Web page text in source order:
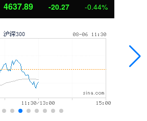
1115.17 -4.29 -0.38%